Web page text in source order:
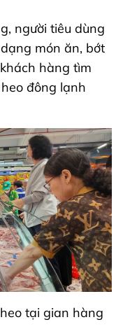
người tiêu dùng
món ăn, bớt
hàng tìm
đông lạnh
tại gian hàng